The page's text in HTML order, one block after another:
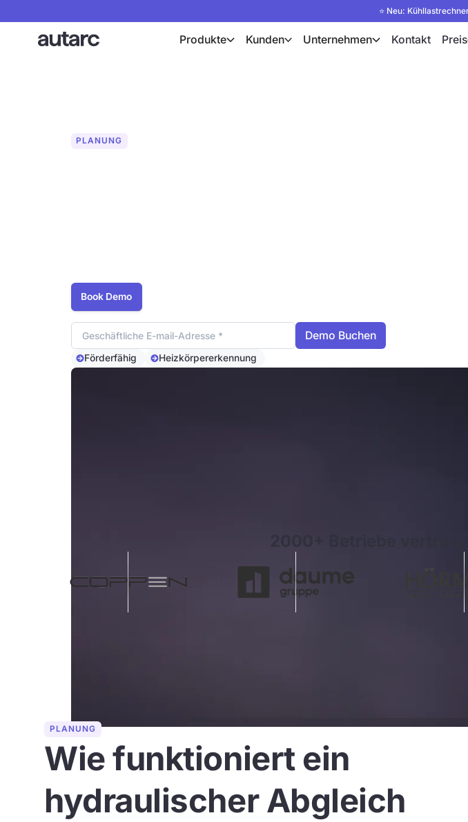
⭐ Neu:
Produkte Kunden Unternehmen Kontakt
PLANUNG
Book Demo
Förderfähig Heizkörpererkennung
PLANUNG
Wie funktioniert ein
hydraulischer Abgleich